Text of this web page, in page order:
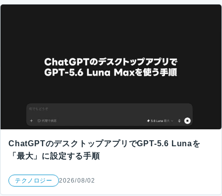
ChatGPTのデスクトップアプリでGPT-5.6 Lunaを
「最大」に設定する手順
テクノロジー 2026/08/02